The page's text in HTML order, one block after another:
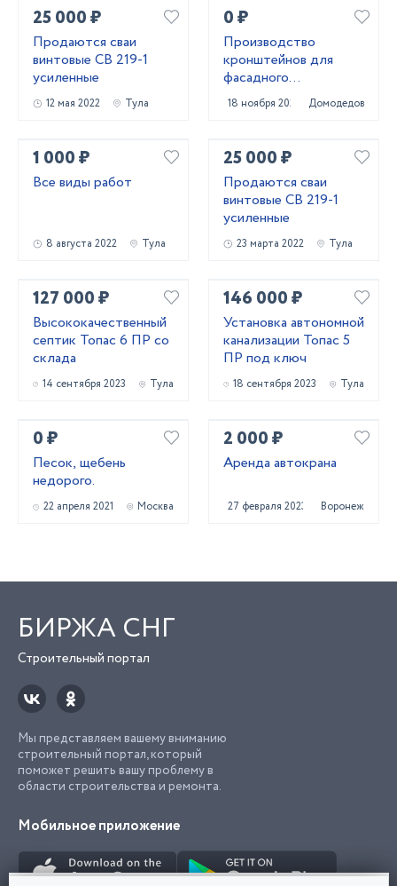
25 000 ₽
Продаются сваи
винтовые СВ 219-1
усиленные
12 мая 2022 Тула
0 ₽
Производство
кронштейнов для
фасадного
остекления и стоечно
ригельных систем!
18 ноября 2021 Домодедово
1 000 ₽
Все виды работ
8 августа 2022 Тула
25 000 ₽
Продаются сваи
винтовые СВ 219-1
усиленные
23 марта 2022 Тула
127 000 ₽
Высококачественный
септик Топас 6 ПР со
склада
14 сентября 2023 Тула
146 000 ₽
Установка автономной
канализации Топас 5
ПР под ключ
18 сентября 2023 Тула
0 ₽
Песок, щебень
недорого.
22 апреля 2021 Москва
2 000 ₽
Аренда автокрана
27 февраля 2023 Воронеж
БИРЖА СНГ
Строительный портал
Мы представляем вашему вниманию
строительный портал, который
поможет решить вашу проблему в
области строительства и ремонта.
Мобильное приложение